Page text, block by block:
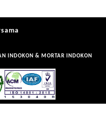
INDOKON & MORTAR INDOKON